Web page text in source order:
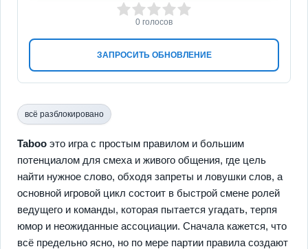
ЗАПРОСИТЬ ОБНОВЛЕНИЕ
3 4 5
0 голосов
всё разблокировано
Taboo это игра с простым правилом и большим
потенциалом для смеха и живого общения, где цель
найти нужное слово, обходя запреты и ловушки слов, а
основной игровой цикл состоит в быстрой смене ролей
ведущего и команды, которая пытается угадать, терпя
юмор и неожиданные ассоциации. Сначала кажется, что
всё предельно ясно, но по мере партии правила создают